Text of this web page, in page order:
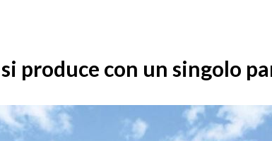
produce con un singolo